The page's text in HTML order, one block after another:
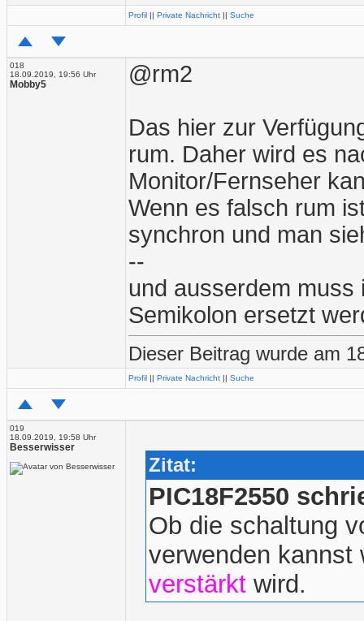
Profil || Private Nachricht || Suche
018
18.09.2019, 19:56 Uhr
Mobby5 @rm2
Das hier zur
rum. Daher wird es
Monitor/Fernseher
Wenn es falsch rum
synchron und man
--
und ausserdem muss
Semikolon ersetzt
Dieser Beitrag wurde am
Profil || Private Nachricht || Suche
019
18.09.2019, 19:58 Uhr
Besserwisser
Zitat:
PIC18F2550
Ob die schaltung
verwenden kannst
verstärktwird.